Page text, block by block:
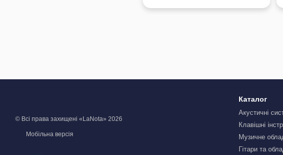
© Всі права захищені «LaNota» 2026
Мобільна версія
Каталог
Акустичні
Клавішні
Музичне
Гітари та